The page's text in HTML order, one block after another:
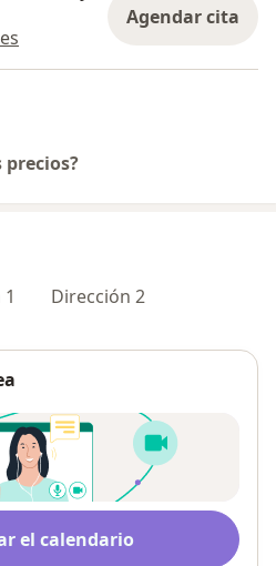
Agendar cita
Dirección 2
el calendario